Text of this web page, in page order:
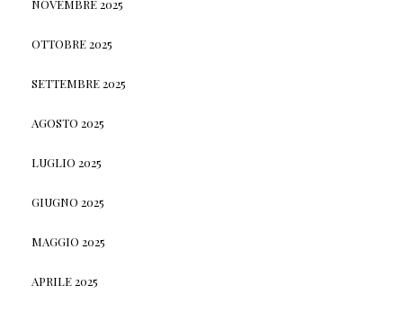
NOVEMBRE 2025
OTTOBRE 2025
SETTEMBRE 2025
AGOSTO 2025
LUGLIO 2025
GIUGNO 2025
MAGGIO 2025
APRILE 2025